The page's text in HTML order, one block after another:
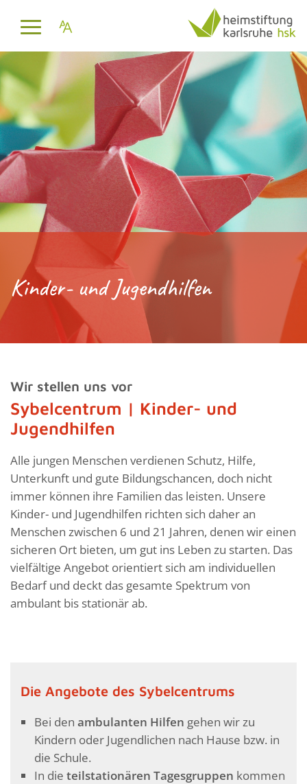
Kinder- und Jugendhilfen
Wir stellen uns vor
Sybelcentrum | Kinder- und
Jugendhilfen
Alle jungen Menschen verdienen Schutz, Hilfe,
Unterkunft und gute Bildungschancen, doch nicht
immer können ihre Familien das leisten. Unsere
Kinder- und Jugendhilfen richten sich daher an
Menschen zwischen 6 und 21 Jahren, denen wir einen
sicheren Ort bieten, um gut ins Leben zu starten. Das
vielfältige Angebot orientiert sich am individuellen
Bedarf und deckt das gesamte Spektrum von
ambulant bis stationär ab.
Die Angebote des Sybelcentrums
Bei den ambulanten Hilfen gehen wir zu
Kindern oder Jugendlichen nach Hause bzw. in
die Schule.
In die teilstationären Tagesgruppen kommen